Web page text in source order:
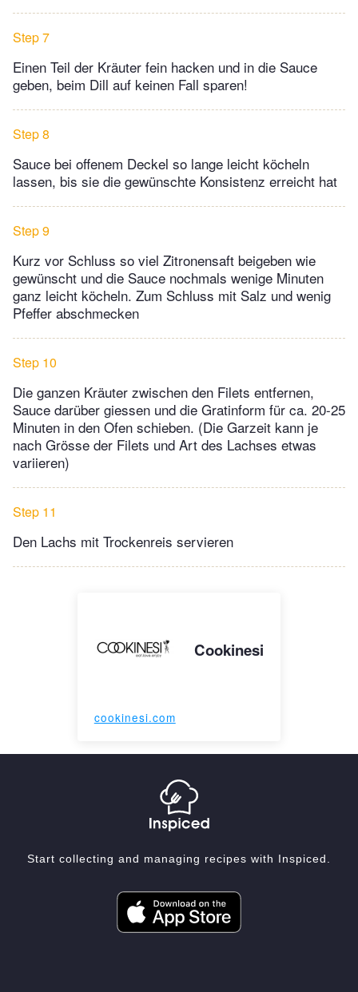
Step 7
Einen Teil der Kräuter fein hacken und in die Sauce
geben, beim Dill auf keinen Fall sparen!
Step 8
Sauce bei offenem Deckel so lange leicht köcheln
lassen, bis sie die gewünschte Konsistenz erreicht hat
Step 9
Kurz vor Schluss so viel Zitronensaft beigeben wie
gewünscht und die Sauce nochmals wenige Minuten
ganz leicht köcheln. Zum Schluss mit Salz und wenig
Pfeffer abschmecken
Step 10
Die ganzen Kräuter zwischen den Filets entfernen,
Sauce darüber giessen und die Gratinform für ca. 20-25
Minuten in den Ofen schieben. (Die Garzeit kann je
nach Grösse der Filets und Art des Lachses etwas
variieren)
Step 11
Den Lachs mit Trockenreis servieren
Cookinesi
cookinesi.com
Start collecting and managing recipes with Inspiced.